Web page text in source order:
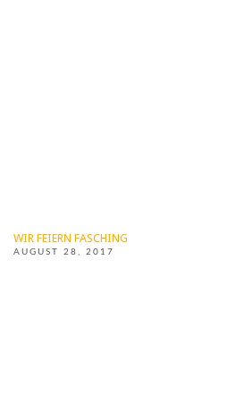
WIR FEIERN FASCHING
AUGUST 28, 2017